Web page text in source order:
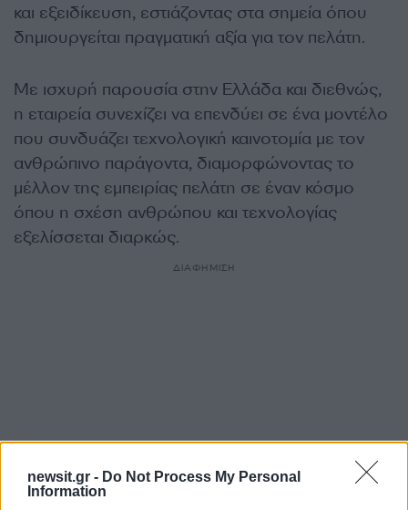
newsit.gr - Do Not Process My Personal
Information
και εξειδίκευση, εστιάζοντας στα σημεία όπου
δημιουργείται πραγματική αξία για τον πελάτη.
Με ισχυρή παρουσία στην Ελλάδα και διεθνώς,
η εταιρεία συνεχίζει να επενδύει σε ένα μοντέλο
που συνδυάζει τεχνολογική καινοτομία με τον
ανθρώπινο παράγοντα, διαμορφώνοντας το
μέλλον της εμπειρίας πελάτη σε έναν κόσμο
όπου η σχέση ανθρώπου και τεχνολογίας
εξελίσσεται διαρκώς.
ΔΙΑΦΗΜΙΣΗ